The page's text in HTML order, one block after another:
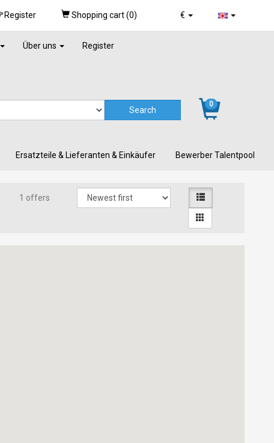
€
Register Shopping cart (0)
Über uns Register
0
Ersatzteile & Lieferanten & Einkäufer Bewerber Talentpool
1 offers